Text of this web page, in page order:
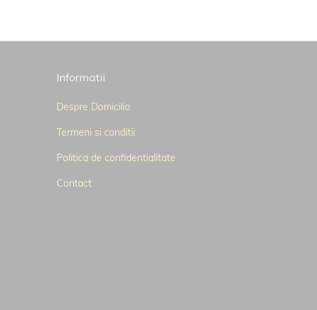
Informatii
Despre Domicilio
Termeni si conditii
Politica de confidentialitate
Contact